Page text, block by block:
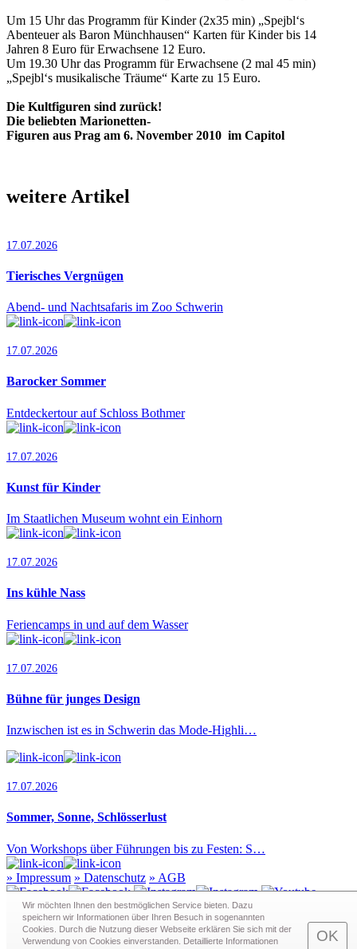
Um 15 Uhr das Programm für Kinder (2x35 min) „Spejbl‘s
Abenteuer als Baron Münchhausen“ Karten für Kinder bis 14
Jahren 8 Euro für Erwachsene 12 Euro.
Um 19.30 Uhr das Programm für Erwachsene (2 mal 45 min)
„Spejbl‘s musikalische Träume“ Karte zu 15 Euro.
Die Kultfiguren sind zurück!
Die beliebten Marionetten-
Figuren aus Prag am 6. November 2010 im Capitol
weitere Artikel
17.07.2026
Tierisches Vergnügen
Abend- und Nachtsafaris im Zoo Schwerin
17.07.2026
Barocker Sommer
Entdeckertour auf Schloss Bothmer
17.07.2026
Kunst für Kinder
Im Staatlichen Museum wohnt ein Einhorn
17.07.2026
Ins kühle Nass
Feriencamps in und auf dem Wasser
17.07.2026
Bühne für junges Design
Inzwischen ist es in Schwerin das Mode-Highli…
17.07.2026
Sommer, Sonne, Schlösserlust
Von Workshops über Führungen bis zu Festen: S…
» Impressum » Datenschutz » AGB
Redaktion · Graf-Schack-Alle 8 · 19053 Schwerin
Wir möchten Ihnen den bestmöglichen Service bieten. Dazu
speichern wir Informationen über Ihren Besuch in sogenann­ten
Cookies. Durch die Nutzung dieser Webseite erklären Sie sich mit der
Verwendung von Cookies einverstanden. Detaillierte Informationen
OK